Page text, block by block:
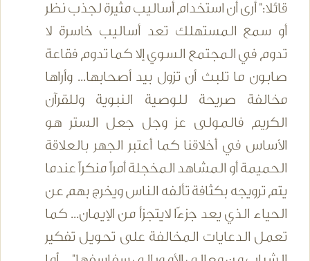
قائلا:" أرى أن استخدام أساليب مثيرة لجذب نظر
أو سمع المستهلك تعد أساليب خاسرة لا
تدوم في المجتمع السوي إلا كما تدوم فقاعة
صابون ما تلبث أن تزول بيد أصحابها... وأراها
مخالفة صريحة للوصية النبوية وللقرآن
الكريم فالمولى عز وجل جعل الستر هو
الأساس في أخلاقنا كما أعتبر الجهر بالعلاقة
الحميمة أو المشاهد المخجلة أمراً منكراً عندما
يتم ترويجه بكثافة تألفه الناس ويخرج بهم عن
الحياء الذي يعد جزءًا لايتجزأ من الإيمان... كما
تعمل الدعايات المخالفة على تحويل تفكير